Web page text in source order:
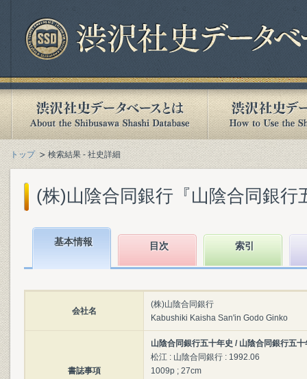
トップ 検索結果 - 社史詳細
(株)山陰合同銀行『山陰合同銀行
基本情報 目次 索引
会社名
(株)山陰合同銀行
Kabushiki Kaisha San'in Godo Ginko
書誌事項
山陰合同銀行五十年史 / 山陰合同銀行五
松江 : 山陰合同銀行 : 1992.06
1009p ; 27cm